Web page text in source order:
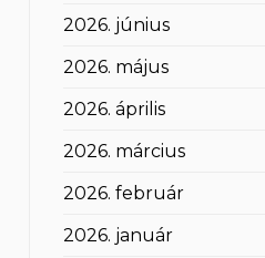
2026. június
2026. május
2026. április
2026. március
2026. február
2026. január